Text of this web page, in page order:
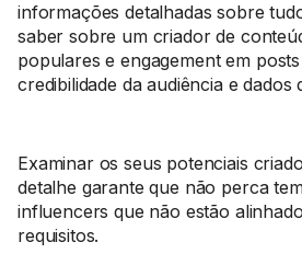
informações detalhadas sobre
saber sobre um criador de
populares e engagement em
credibilidade da audiência e dados
Examinar os seus potenciais
detalhe garante que não perca
influencers que não estão
requisitos.